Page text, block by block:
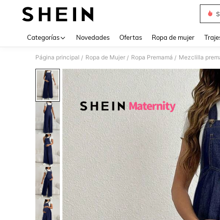
Categorías Novedades Ofertas Ropa de mujer
Página principal / Ropa de Mujer / Ropa Premamá / Mezclilla